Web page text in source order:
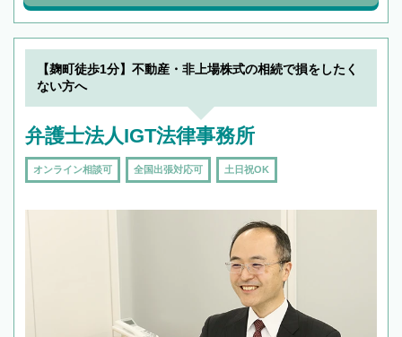
【麹町徒歩1分】不動産・非上場株式の相続で損をしたく
ない方へ
弁護士法人IGT法律事務所
オンライン相談可 全国出張対応可 土日祝OK